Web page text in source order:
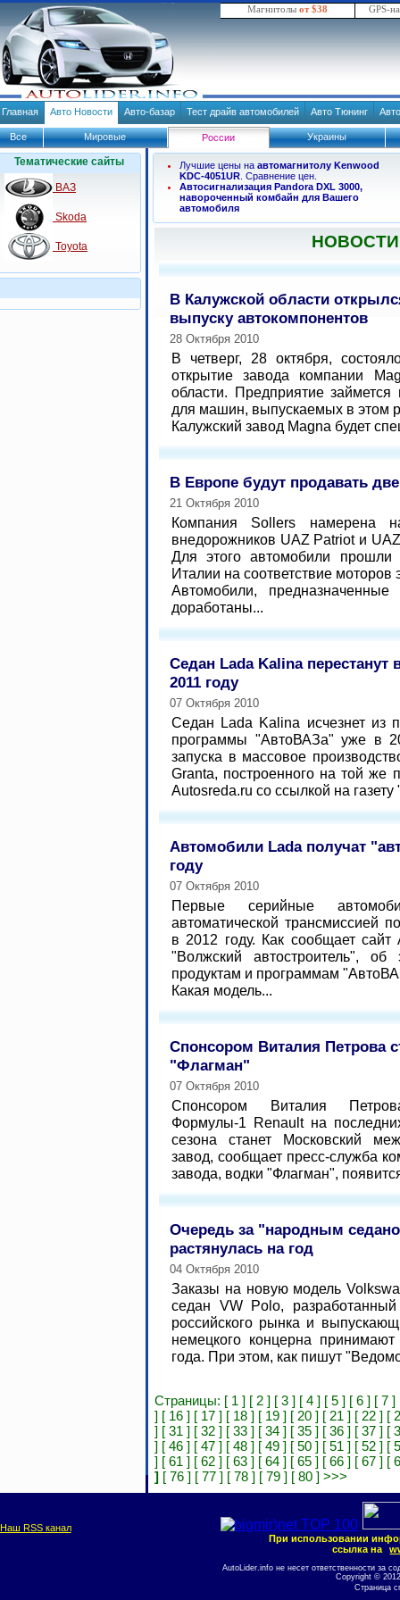
Магнитолы от $38 GPS-
Главная Авто Новости Авто-базар Тест драйв автомобилей Авто Тюнинг
Все Мировые России Украины
Тематические сайты
ВАЗ
Skoda
Toyota
Лучшие цены на автомагнитолу Kenwood
KDC-4051UR . Сравнение цен.
Автосигнализация Pandora DXL 3000,
навороченный комбайн для Вашего
автомобиля
В Калужской области
выпуску автокомпонентов
28 Октября 2010
В четверг, 28 октября,
открытие завода компании
области. Предприятие
для машин, выпускаемых в
Калужский завод Magna будет
В Европе будут продавать
21 Октября 2010
Компания Sollers намерена
внедорожников UAZ Patriot и
Для этого автомобили прошли
Италии на соответствие
Автомобили,
доработаны...
Седан Lada Kalina перестанут
2011 году
07 Октября 2010
Седан Lada Kalina исчезнет из
программы "АвтоВАЗа" уже в
запуска в массовое
Granta, построенного на той же
Autosreda.ru со ссылкой на
Автомобили Lada получат
году
07 Октября 2010
Первые серийные
автоматической трансмиссией
в 2012 году. Как сообщает сайт
"Волжский автостроитель",
продуктам и программам
Какая модель...
Спонсором Виталия Петрова
"Флагман"
07 Октября 2010
Спонсором Виталия
Формулы-1 Renault на
сезона станет Московский
завод, сообщает пресс-служба
завода, водки "Флагман",
Очередь за "народным
растянулась на год
04 Октября 2010
Заказы на новую модель
седан VW Polo,
российского рынка и
немецкого концерна
года. При этом, как пишут
Страницы: [ 1 ] [ 2 ] [ 3 ] [ 4 ] [ 5 ] [ 6 ] [ 7 ]
] [ 16 ] [ 17 ] [ 18 ] [ 19 ] [ 20 ] [ 21 ] [ 22 ] [
] [ 31 ] [ 32 ] [ 33 ] [ 34 ] [ 35 ] [ 36 ] [ 37 ] [
] [ 46 ] [ 47 ] [ 48 ] [ 49 ] [ 50 ] [ 51 ] [ 52 ] [
] [ 61 ] [ 62 ] [ 63 ] [ 64 ] [ 65 ] [ 66 ] [ 67 ] [
] [ 76 ] [ 77 ] [ 78 ] [ 79 ] [ 80 ] >>>
Наш RSS канал
При использовании
ссылка на
AutoLider.info не несет ответственности за
Copyright ©
Страница